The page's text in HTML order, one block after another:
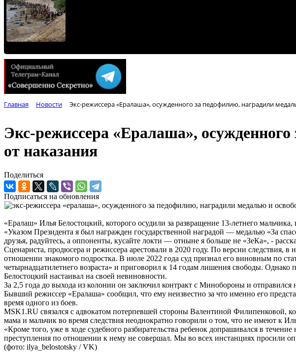
Главная Новости Экс-режиссера «Ералаша», осужденного за педофилию, наградили
Экс-режиссера «Ералаша»,
от наказания
Поделиться
Подписаться на обновления
«Ералаш» Илья Белостоцкий, которого осудили за развращение 13-летнего
«Указом Президента я был награжден государственной наградой — медалью «За
друзья, радуйтесь, а оппоненты, кусайте локти — отныне я больше не «ЗеКа», -
Сценариста, продюсера и режиссера арестовали в 2020 году. По версии следствия, в
отношении знакомого подростка. В июле 2022 года суд признал его виновным по
четырнадцатилетнего возраста» и приговорил к 14 годам лишения свободы.
Белостоцкий настаивал на своей невиновности.
За 2,5 года до выхода из колонии он заключил контракт с Минобороны и
Бывший режиссер «Ералаша» сообщил, что ему неизвестно за что именно его
время одного из боев.
MSK1.RU связался с адвокатом потерпевшей стороны Валентиной Филипенковой,
мама и мальчик во время следствия неоднократно говорили о том, что не имеют к
«Кроме того, уже в ходе судебного разбирательства ребенок допрашивался в
преступления по отношении к нему не совершал. Мы во всех инстанциях просили
(фото: ilya_belostotsky / VK)